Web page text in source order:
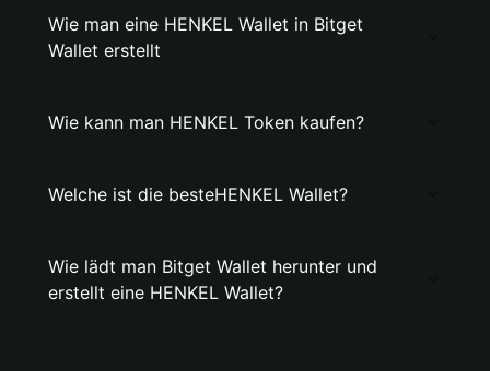
Wie man eine HENKEL Wallet in Bitget
Wallet erstellt
Wie kann man HENKEL Token kaufen?
Welche ist die besteHENKEL Wallet?
Wie lädt man Bitget Wallet herunter und
erstellt eine HENKEL Wallet?